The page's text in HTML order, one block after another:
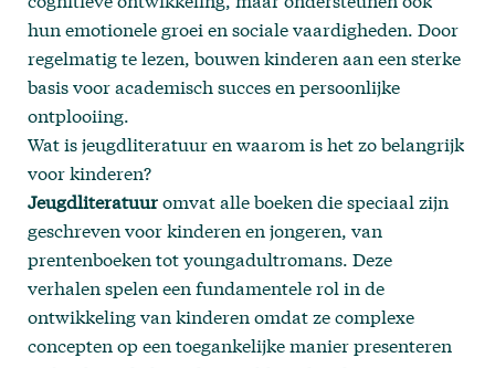
hun emotionele groei en sociale vaardigheden. Door
regelmatig te lezen, bouwen kinderen aan een sterke
basis voor academisch succes en persoonlijke
ontplooiing.
Wat is jeugdliteratuur en waarom is het zo belangrijk
voor kinderen?
Jeugdliteratuuromvat alle boeken die speciaal zijn
geschreven voor kinderen en jongeren, van
prentenboeken tot youngadultromans. Deze
verhalen spelen een fundamentele rol in de
ontwikkeling van kinderen omdat ze complexe
concepten op een toegankelijke manier presenteren